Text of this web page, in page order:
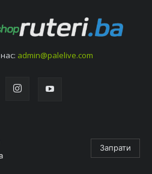
admin@palelive.com
Запрати